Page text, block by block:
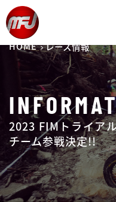
HOME レース情報
2023 FIMトライア
チーム参戦決定!!